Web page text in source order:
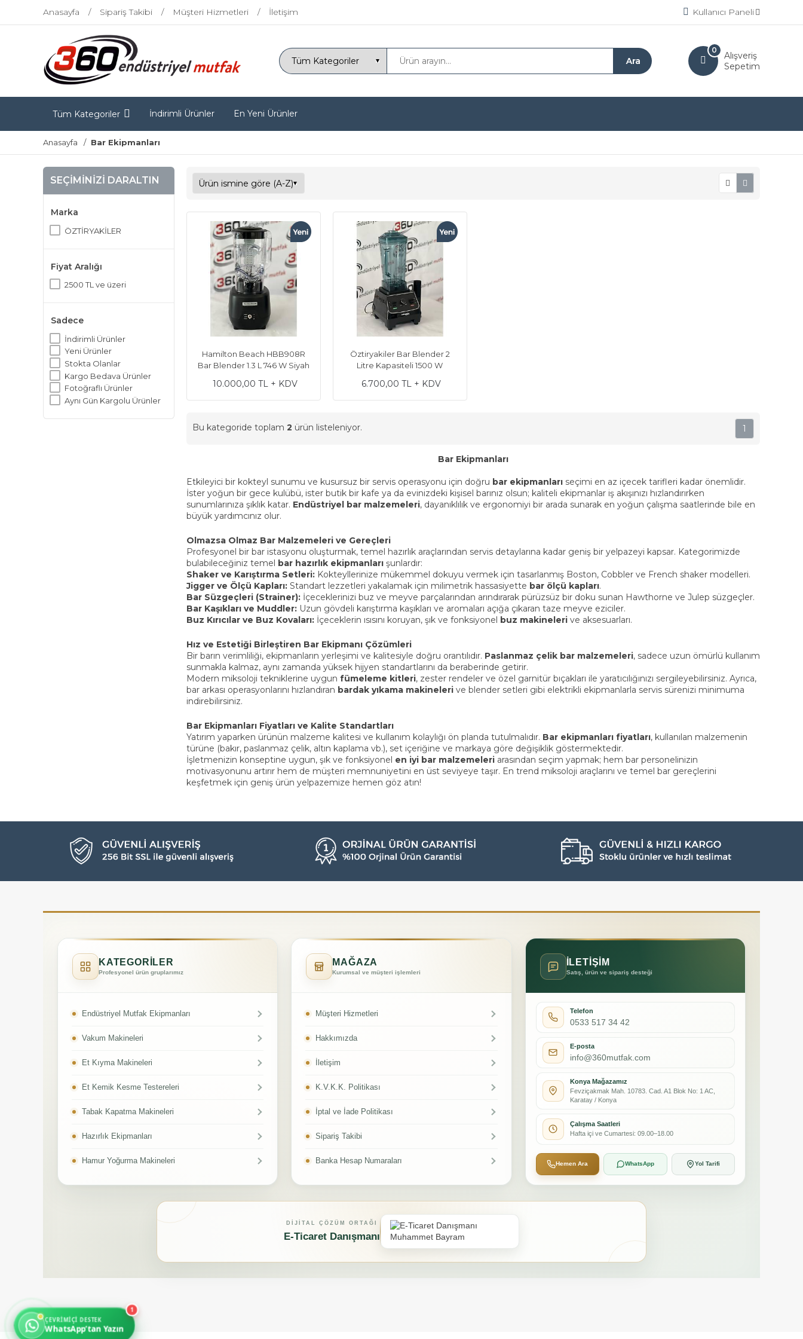
ÇEVRIMIÇI DESTEK
WhatsApp’tan Yazın
1
Anasayfa Sipariş Takibi Müşteri Hizmetleri İletişim Kullanıcı Paneli
Alışveriş
Sepetim
0
Tüm Kategoriler İndirimli Ürünler En Yeni Ürünler
Anasayfa Bar Ekipmanları
SEÇIMINIZI DARALTIN
Marka
ÖZTİRYAKİLER
Fiyat Aralığı
2500 TL ve üzeri
Sadece
İndirimli Ürünler
Yeni Ürünler
Stokta Olanlar
Kargo Bedava Ürünler
Fotoğraflı Ürünler
Aynı Gün Kargolu Ürünler
Hamilton Beach HBB908R
Bar Blender 1.3 L 746 W Siyah
10.000,00 TL + KDV
Öztiryakiler Bar Blender 2
Litre Kapasiteli 1500 W
6.700,00 TL + KDV
Bu kategoride toplam 2 ürün listeleniyor. 1
Bar Ekipmanları
Etkileyici bir kokteyl sunumu ve kusursuz bir servis operasyonu için doğru bar ekipmanları seçimi en az içecek tarifleri kadar önemlidir.
İster yoğun bir gece kulübü, ister butik bir kafe ya da evinizdeki kişisel barınız olsun; kaliteli ekipmanlar iş akışınızı hızlandırırken
sunumlarınıza şıklık katar. Endüstriyel bar malzemeleri, dayanıklılık ve ergonomiyi bir arada sunarak en yoğun çalışma saatlerinde bile en
büyük yardımcınız olur.
Olmazsa Olmaz Bar Malzemeleri ve Gereçleri
Profesyonel bir bar istasyonu oluşturmak, temel hazırlık araçlarından servis detaylarına kadar geniş bir yelpazeyi kapsar. Kategorimizde
bulabileceğiniz temel bar hazırlık ekipmanları şunlardır:
Shaker ve Karıştırma Setleri: Kokteyllerinize mükemmel dokuyu vermek için tasarlanmış Boston, Cobbler ve French shaker modelleri.
Jigger ve Ölçü Kapları: Standart lezzetleri yakalamak için milimetrik hassasiyette bar ölçü kapları.
Bar Süzgeçleri (Strainer): İçeceklerinizi buz ve meyve parçalarından arındırarak pürüzsüz bir doku sunan Hawthorne ve Julep süzgeçler.
Bar Kaşıkları ve Muddler: Uzun gövdeli karıştırma kaşıkları ve aromaları açığa çıkaran taze meyve eziciler.
Buz Kırıcılar ve Buz Kovaları: İçeceklerin ısısını koruyan, şık ve fonksiyonel buz makineleri ve aksesuarları.
Hız ve Estetiği Birleştiren Bar Ekipmanı Çözümleri
Bir barın verimliliği, ekipmanların yerleşimi ve kalitesiyle doğru orantılıdır. Paslanmaz çelik bar malzemeleri, sadece uzun ömürlü kullanım
sunmakla kalmaz, aynı zamanda yüksek hijyen standartlarını da beraberinde getirir.
Modern miksoloji tekniklerine uygun fümeleme kitleri, zester rendeler ve özel garnitür bıçakları ile yaratıcılığınızı sergileyebilirsiniz. Ayrıca,
bar arkası operasyonlarını hızlandıran bardak yıkama makineleri ve blender setleri gibi elektrikli ekipmanlarla servis sürenizi minimuma
indirebilirsiniz.
Bar Ekipmanları Fiyatları ve Kalite Standartları
Yatırım yaparken ürünün malzeme kalitesi ve kullanım kolaylığı ön planda tutulmalıdır. Bar ekipmanları fiyatları, kullanılan malzemenin
türüne (bakır, paslanmaz çelik, altın kaplama vb.), set içeriğine ve markaya göre değişiklik göstermektedir.
İşletmenizin konseptine uygun, şık ve fonksiyonel en iyi bar malzemeleri arasından seçim yapmak; hem bar personelinizin
motivasyonunu artırır hem de müşteri memnuniyetini en üst seviyeye taşır. En trend miksoloji araçlarını ve temel bar gereçlerini
keşfetmek için geniş ürün yelpazemize hemen göz atın!
KATEGORİLER
Profesyonel ürün gruplarımız
Endüstriyel Mutfak Ekipmanları
Vakum Makineleri
Et Kıyma Makineleri
Et Kemik Kesme Testereleri
Tabak Kapatma Makineleri
Hazırlık Ekipmanları
Hamur Yoğurma Makineleri
MAĞAZA
Kurumsal ve müşteri işlemleri
Müşteri Hizmetleri
Hakkımızda
İletişim
K.V.K.K. Politikası
İptal ve İade Politikası
Sipariş Takibi
Banka Hesap Numaraları
İLETİŞİM
Satış, ürün ve sipariş desteği
Telefon
0533 517 34 42
E-posta
info@360mutfak.com
Konya Mağazamız
Fevziçakmak Mah. 10783. Cad. A1 Blok No: 1 AC,
Karatay / Konya
Çalışma Saatleri
Hafta içi ve Cumartesi: 09.00–18.00
Hemen Ara WhatsApp Yol Tarifi
DIJITAL ÇÖZÜM ORTAĞI
E-Ticaret Danışmanı